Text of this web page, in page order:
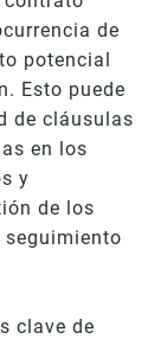
de
potencial
Esto puede
de cláusulas
en los
y
de los
seguimiento
clave de